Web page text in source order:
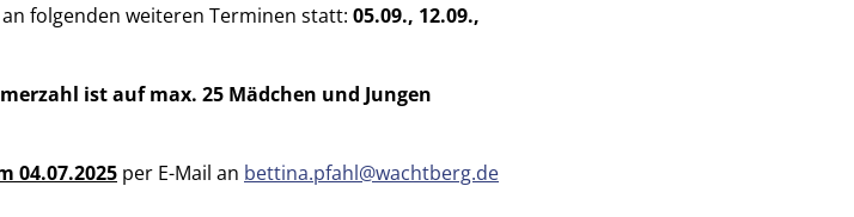
folgenden weiteren Terminen statt: 05.09., 12.09.,
ist auf max. 25 Mädchen und Jungen
04.07.2025 per E-Mail an bettina.pfahl@wachtberg.de